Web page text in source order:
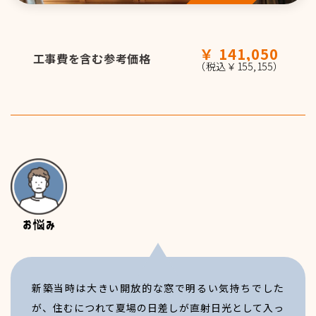
中途募集要項
パートタイム
関連サイト
工事費を含む参考価格 141,050
（税込￥155,155）
新築当時は大きい開放的な窓で明るい気持ちでした
が、住むにつれて夏場の日差しが直射日光として入っ